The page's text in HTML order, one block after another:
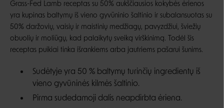
Grass-Fed Lamb receptas su 50% aukščiausios kokybės ėrienos
yra kupinas baltymų iš vieno gyvūninio šaltinio ir subalansuotas su
50% daržovių, vaisių ir maistinių medžiagų, pavyzdžiui, šviežių
obuolių ir moliūgų, kad palaikytų sveiką virškinimą. Todėl šis
receptas puikiai tinka išrankiems arba jautriems pašarui šunims.
Sudėtyje yra 50 % baltymų turinčių ingredientų iš
vieno gyvūninės kilmės šaltinio.
Pirma sudedamoji dalis neapdirbta ėriena.